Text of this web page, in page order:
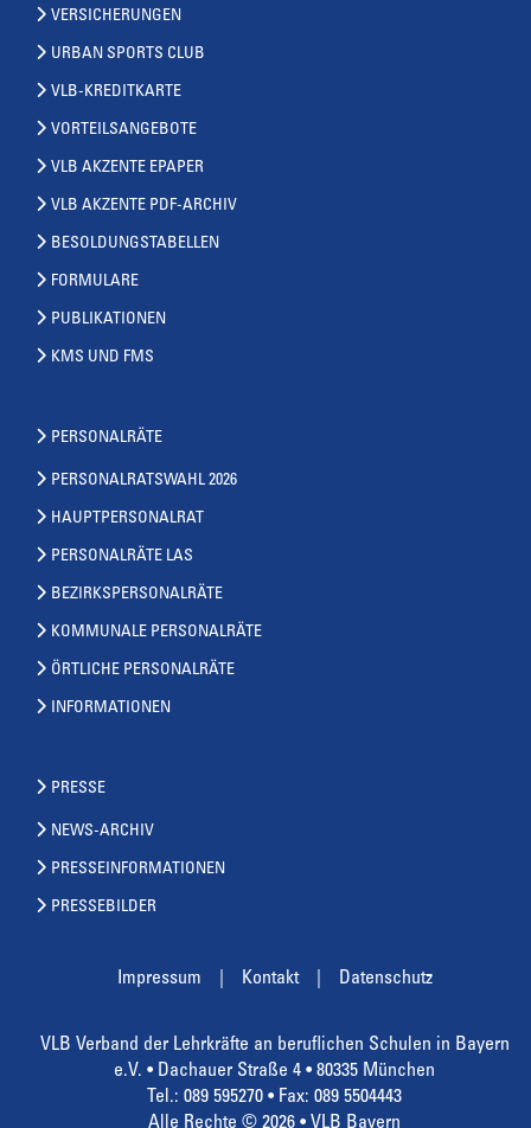
VERSICHERUNGEN
URBAN SPORTS CLUB
VLB-KREDITKARTE
VORTEILSANGEBOTE
VLB AKZENTE EPAPER
VLB AKZENTE PDF-ARCHIV
BESOLDUNGSTABELLEN
FORMULARE
PUBLIKATIONEN
KMS UND FMS
PERSONALRÄTE
PERSONALRATSWAHL 2026
HAUPTPERSONALRAT
PERSONALRÄTE LAS
BEZIRKSPERSONALRÄTE
KOMMUNALE PERSONALRÄTE
ÖRTLICHE PERSONALRÄTE
INFORMATIONEN
PRESSE
NEWS-ARCHIV
PRESSEINFORMATIONEN
PRESSEBILDER
Impressum Kontakt Datenschutz
VLB Verband der Lehrkräfte an beruflichen Schulen in Bayern
e.V. • Dachauer Straße 4 • 80335 München
Tel.: 089 595270 • Fax: 089 5504443
Alle Rechte © 2026 • VLB Bayern